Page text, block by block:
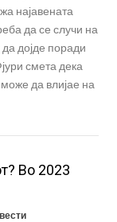
најавената
да се случи на
дојде поради
смета дека
може да влијае на
Во 2023